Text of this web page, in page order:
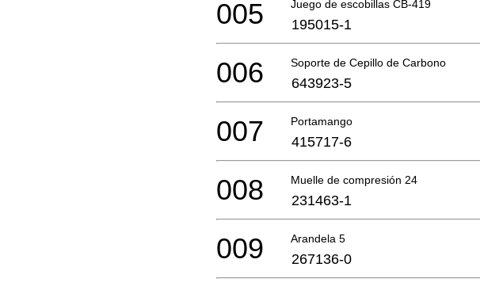
Juego de escobillas CB-419
005 195015-1
Soporte de Cepillo de Carbono
006 643923-5
Portamango
007 415717-6
Muelle de compresión 24
008 231463-1
Arandela 5
009 267136-0